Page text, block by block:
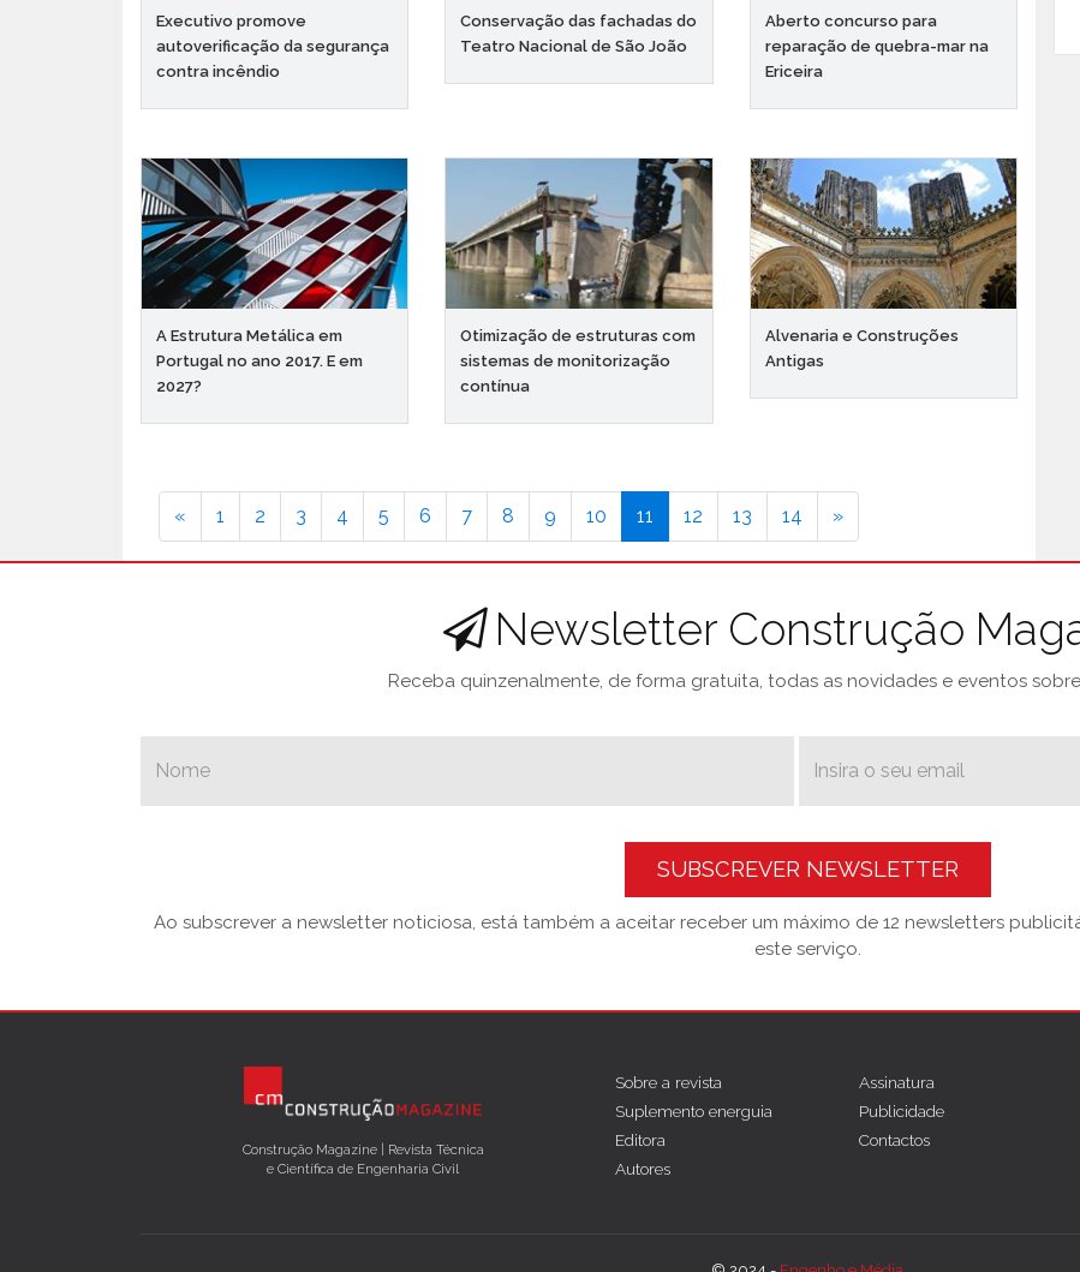
Executivo promove
autoverificação da segurança
contra incêndio
Conservação das fachadas do
Teatro Nacional de São João
Aberto concurso para
reparação de quebra-mar na
Ericeira
A Estrutura Metálica em
Portugal no ano 2017. E em
2027?
Otimização de estruturas com
sistemas de monitorização
contínua
Alvenaria e Construções
Antigas
« 1 2 3 4 5 6 7 8 9 10 11 12 13 14 »
Newsletter Construção
Receba quinzenalmente, de forma gratuita, todas as novidades e eventos
SUBSCREVER NEWSLETTER
Ao subscrever a newsletter noticiosa, está também a aceitar receber um máximo de 12 newsletters
este serviço.
Construção Magazine | Revista Técnica
e Científica de Engenharia Civil
Sobre a revista
Suplemento energuia
Editora
Autores
Assinatura
Publicidade
Contactos